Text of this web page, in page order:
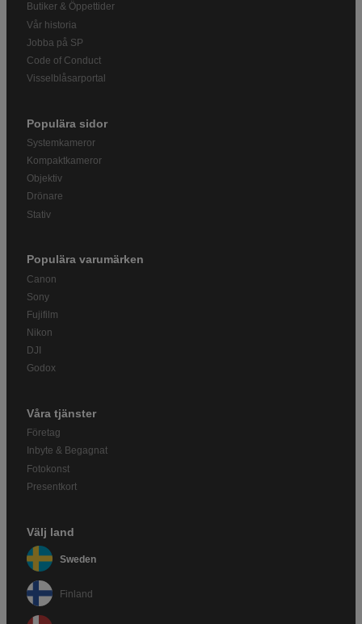
Butiker & Öppettider
Vår historia
Jobba på SP
Code of Conduct
Visselblåsarportal
Populära sidor
Systemkameror
Kompaktkameror
Objektiv
Drönare
Stativ
Populära varumärken
Canon
Sony
Fujifilm
Nikon
DJI
Godox
Våra tjänster
Företag
Inbyte & Begagnat
Fotokonst
Presentkort
Välj land
Sweden
Finland